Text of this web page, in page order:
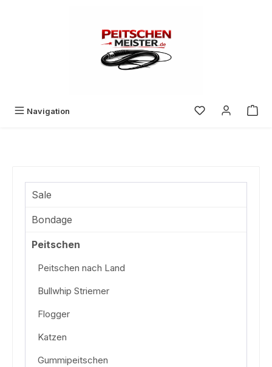
Navigation Du hast 0
Sale
Bondage
Peitschen
Peitschen nach Land
Bullwhip Striemer
Flogger
Katzen
Gummipeitschen